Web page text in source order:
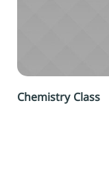
Chemistry Class